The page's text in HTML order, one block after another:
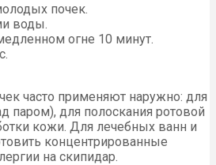
почек.
воды.
огне 10 минут.
часто применяют наружно: для
паром), для полоскания ротовой
кожи. Для лечебных ванн и
концентрированные
на скипидар.